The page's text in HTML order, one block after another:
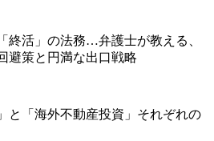
終活」の法務…弁護士が教える、
避策と円満な出口戦略
と「海外不動産投資」それぞれの